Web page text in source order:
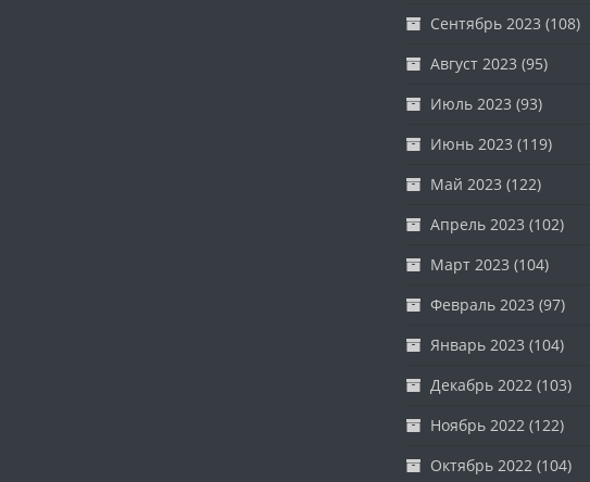
Сентябрь 2023 (108)
Август 2023 (95)
Июль 2023 (93)
Июнь 2023 (119)
Май 2023 (122)
Апрель 2023 (102)
Март 2023 (104)
Февраль 2023 (97)
Январь 2023 (104)
Декабрь 2022(103)
Ноябрь 2022(122)
Октябрь 2022(104)